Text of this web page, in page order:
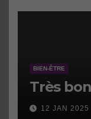
BIEN-ÊTRE
Très
12 JAN 2025